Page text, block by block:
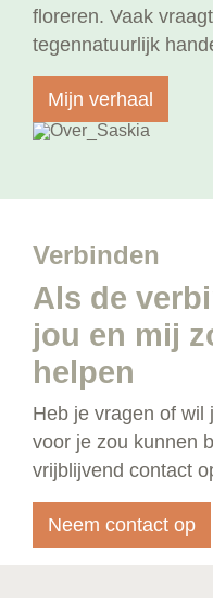
floreren. Vaak
tegennatuurlijk
Mijn verhaal
Verbinden
Als de
jou en mij
helpen
Heb je vragen of wil
voor je zou kunnen
vrijblijvend contact
Neem contact op